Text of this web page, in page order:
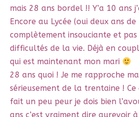
mais 28 ans bordel !! Y’a 10 ans
Encore au Lycée (oui deux ans
complètement insouciante et pas
difficultés de la vie. Déjà en
qui est maintenant mon mari
28 ans quoi ! Je me rapproche
sérieusement de la trentaine ! Ce
fait un peu peur je dois bien
ans c’est vraiment dire aurevoir à